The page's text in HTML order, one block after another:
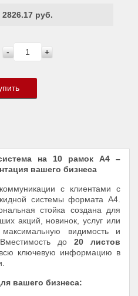
2826.17 руб.
- +
на 10 рамок А4 –
вашего бизнеса
с клиентами с
системы формата А4.
стойка создана для
акций, новинок, услуг или
видимость и
до 20 листов
всю ключевую информацию в
вашего бизнеса: